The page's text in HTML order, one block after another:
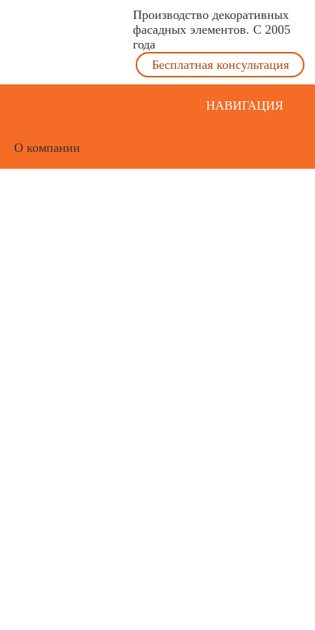
Производство декоративных
фасадных элементов. С 2005
года
Бесплатная консультация
НАВИГАЦИЯ
О компании